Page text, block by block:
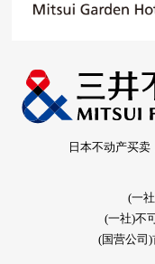
日本不动产买
(一
(一社)不
(国营公司